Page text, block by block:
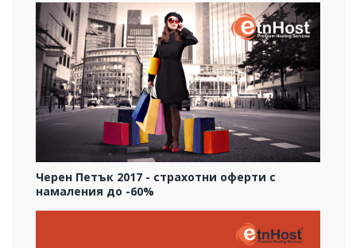
Черен Петък 2017 - страхотни оферти с
намаления до -60%